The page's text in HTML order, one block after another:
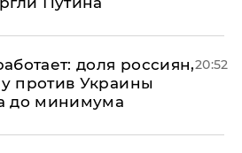
доля россиян,
против Украины
до минимума
20:52